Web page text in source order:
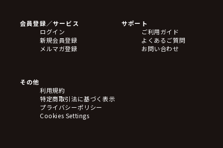
フィギュア
アクリルスタンド
バッジ
キーホルダー・ストラップ
ステッカー・シール・カード
タペストリー・ポスター
アームサポーター
ブレードホルダー
会員登録／サービス
ログイン
新規会員登録
メルマガ登録
サポート
ご利用ガイド
よくあるご質問
お問い合わせ
その他
利用規約
特定商取引法に基づく表示
プライバシーポリシー
Cookies Settings